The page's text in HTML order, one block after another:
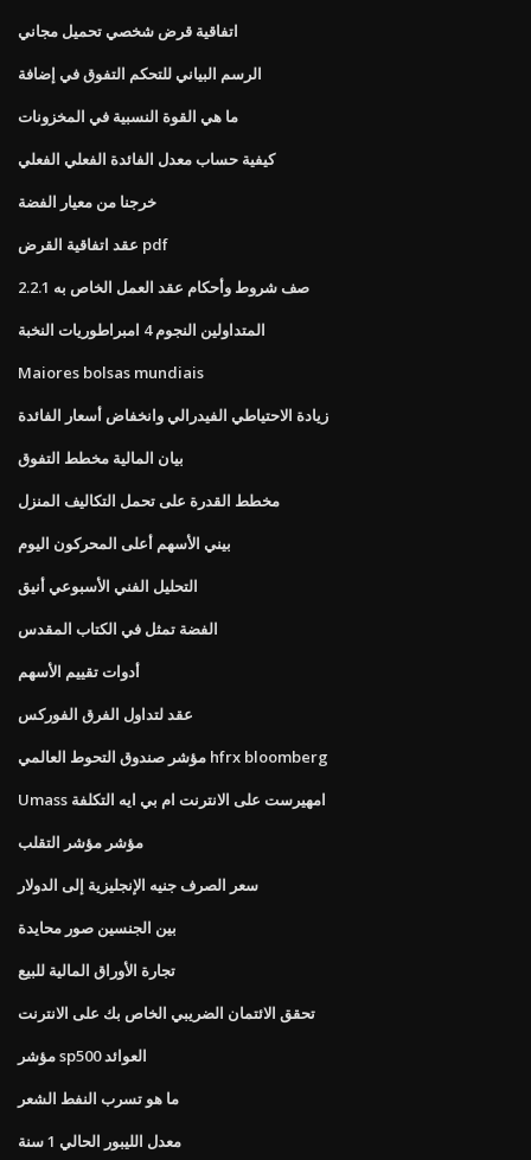
اتفاقية قرض شخصي تحميل مجاني
الرسم البياني للتحكم التفوق في إضافة
ما هي القوة النسبية في المخزونات
كيفية حساب معدل الفائدة الفعلي الفعلي
خرجنا من معيار الفضة
عقد اتفاقية القرض pdf
صف شروط وأحكام عقد العمل الخاص به 2.2.1
المتداولين النجوم 4 امبراطوريات النخبة
Maiores bolsas mundiais
زيادة الاحتياطي الفيدرالي وانخفاض أسعار الفائدة
بيان المالية مخطط التفوق
مخطط القدرة على تحمل التكاليف المنزل
بيني الأسهم أعلى المحركون اليوم
التحليل الفني الأسبوعي أنيق
الفضة تمثل في الكتاب المقدس
أدوات تقييم الأسهم
عقد لتداول الفرق الفوركس
مؤشر صندوق التحوط العالمي hfrx bloomberg
Umass امهيرست على الانترنت ام بي ايه التكلفة
مؤشر مؤشر التقلب
سعر الصرف جنيه الإنجليزية إلى الدولار
بين الجنسين صور محايدة
تجارة الأوراق المالية للبيع
تحقق الائتمان الضريبي الخاص بك على الانترنت
مؤشر sp500 العوائد
ما هو تسرب النفط الشعر
معدل الليبور الحالي 1 سنة